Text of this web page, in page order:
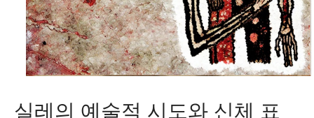
실레의 예술적 시도와 신체 표